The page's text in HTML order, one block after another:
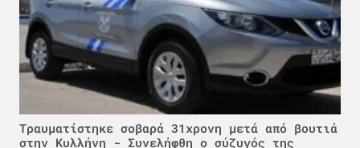
Τραυματίστηκε σοβαρά 31χρονη μετά από βουτιά
στην Κυλλήνη - Συνελήφθη ο σύζυγός της